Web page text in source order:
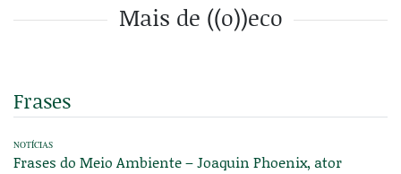
Mais de ((o))eco
Frases
NOTÍCIAS
Frases do Meio Ambiente – Joaquin Phoenix, ator